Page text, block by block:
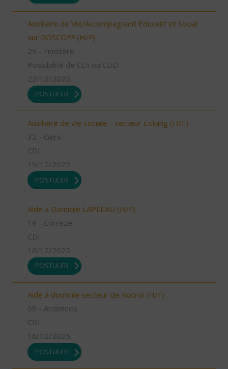
Auxiliaire de Vie/Accompagnant Educatif et Social
sur ROSCOFF (H/F)
29 - Finistère
Possibilité de CDI ou CDD
22/12/2025
POSTULER
Auxiliaire de vie sociale - secteur Estang (H/F)
32 - Gers
CDI
19/12/2025
POSTULER
Aide à Domicile LAPLEAU (H/F)
19 - Corrèze
CDI
16/12/2025
POSTULER
Aide à domicile secteur de Rocroi (H/F)
08 - Ardennes
CDI
16/12/2025
POSTULER